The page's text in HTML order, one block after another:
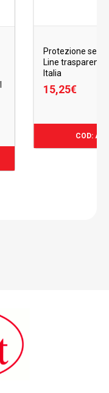
Protezione
Line
Italia
15,25€
COD:
€